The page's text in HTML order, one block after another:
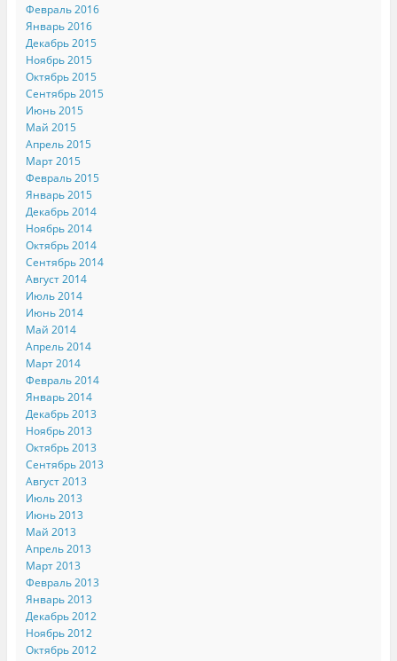
Февраль 2016
Январь 2016
Декабрь 2015
Ноябрь 2015
Октябрь 2015
Сентябрь 2015
Июнь 2015
Май 2015
Апрель 2015
Март 2015
Февраль 2015
Январь 2015
Декабрь 2014
Ноябрь 2014
Октябрь 2014
Сентябрь 2014
Август 2014
Июль 2014
Июнь 2014
Май 2014
Апрель 2014
Март 2014
Февраль 2014
Январь 2014
Декабрь 2013
Ноябрь 2013
Октябрь 2013
Сентябрь 2013
Август 2013
Июль 2013
Июнь 2013
Май 2013
Апрель 2013
Март 2013
Февраль 2013
Январь 2013
Декабрь 2012
Ноябрь 2012
Октябрь 2012